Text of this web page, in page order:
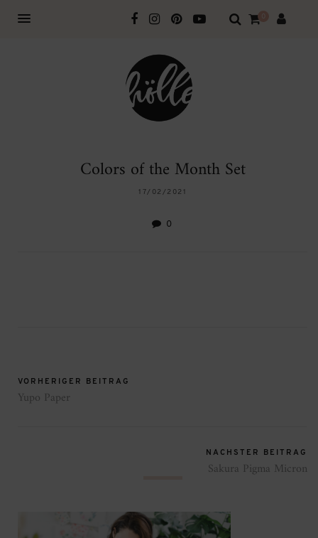
0
Colors of the Month Set
17/02/2021
0
VORHERIGER BEITRAG
Yupo Paper
NÄCHSTER BEITRAG
Sakura Pigma Micron